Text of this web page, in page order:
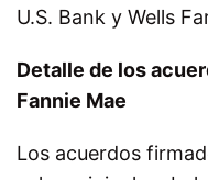
U.S. Bank y Wells
Detalle de los
Fannie Mae
Los acuerdos